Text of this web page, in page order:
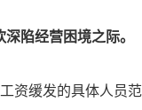
陷经营困境之际。
资缓发的具体人员